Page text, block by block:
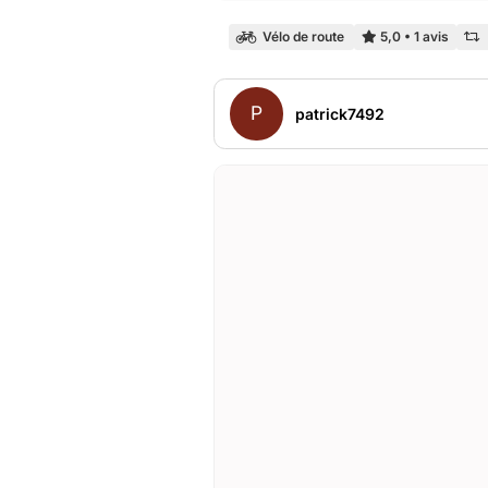
Vélo de route 5,0 • 1 avis
P patrick7492